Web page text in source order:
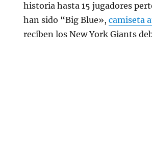
historia hasta 15 jugadores
han sido “Big Blue»,camiseta
reciben los New York Giants